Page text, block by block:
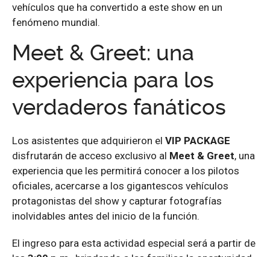
vehículos que ha convertido a este show en un
fenómeno mundial.
Meet & Greet: una
experiencia para los
verdaderos fanáticos
Los asistentes que adquirieron el VIP PACKAGE
disfrutarán de acceso exclusivo al Meet & Greet, una
experiencia que les permitirá conocer a los pilotos
oficiales, acercarse a los gigantescos vehículos
protagonistas del show y capturar fotografías
inolvidables antes del inicio de la función.
El ingreso para esta actividad especial será a partir de